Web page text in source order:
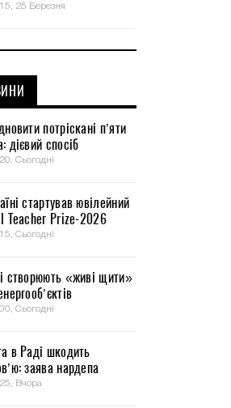
25 Березня
потріскані п’яти
дієвий спосіб
Сьогодні
стартував ювілейний
Teacher Prize-2026
Сьогодні
створюють «живі щити»
Сьогодні
в Раді шкодить
заява нардепа
Вчора